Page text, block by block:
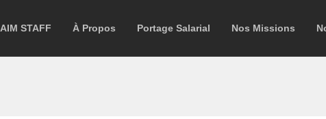
AIM STAFF À Propos Portage Salarial Nos Missions